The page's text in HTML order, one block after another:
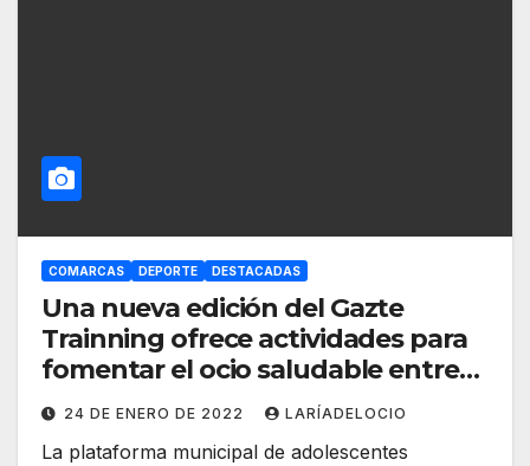
COMARCAS DEPORTE DESTACADAS
Una nueva edición del Gazte
Trainning ofrece actividades para
fomentar el ocio saludable entre
adolescentes
24 DE ENERO DE 2022 LARÍADELOCIO
La plataforma municipal de adolescentes